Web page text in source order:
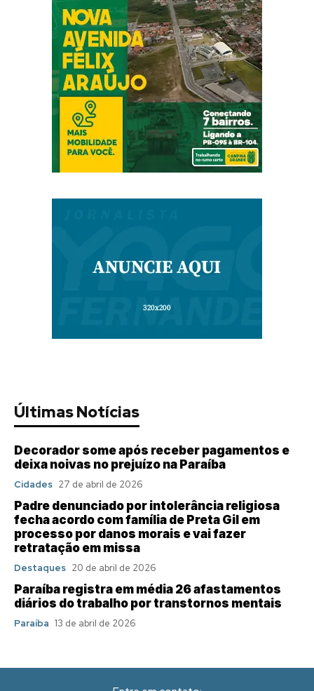
Últimas Notícias
Decorador some após receber pagamentos e
deixa noivas no prejuízo na Paraíba
Cidades 27 de abril de 2026
Padre denunciado por intolerância religiosa
fecha acordo com família de Preta Gil em
processo por danos morais e vai fazer
retratação em missa
Destaques 20 de abril de 2026
Paraíba registra em média 26 afastamentos
diários do trabalho por transtornos mentais
Paraíba 13 de abril de 2026